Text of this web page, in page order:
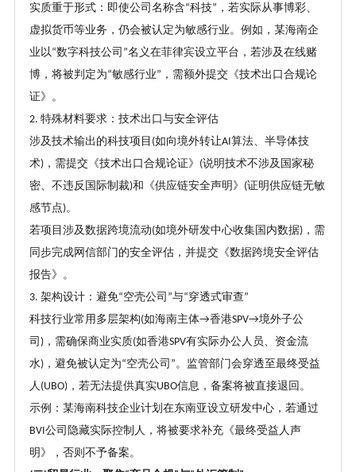
实质重于形式：即使公司名称含“科技” ，若实际从事博彩、
虚拟货币等业务，仍会被认定为敏感行业。例如，某海南企
业以“数字科技公司 ”名义在菲律宾设立平台，若涉及在线赌
博，将被判定为“敏感行业” ，需额外提交《技术出口合规论
证》。
2. 特殊材料要求：技术出口与安全评估
涉及技术输出的科技项目 (如向境外转让AI算法、半导体技
术)，需提交《技术出口合规论证》 (说明技术不涉及国家秘
密、不违反国际制裁)和《供应链安全声明》 (证明供应链无敏
感节点)。
若项目涉及数据跨境流动(如境外研发中心收集国内数据)，需
同步完成网信部门的安全评估，并提交《数据跨境安全评估
报告》。
3. 架构设计：避免“空壳公司 ”与“穿透式审查”
科技行业常用多层架构(如海南主体→香港SPV→境外子公
司 )，需确保商业实质(如香港SPV有实际办公人员、资金流
水)，避免被认定为“空壳公司 ”。监管部门会穿透至最终受益
人(UBO)，若无法提供真实UBO信息，备案将被直接退回。
示例：某海南科技企业计划在东南亚设立研发中心，若通过
BVI公司隐藏实际控制人，将被要求补充《最终受益人声
明》，否则不予备案。